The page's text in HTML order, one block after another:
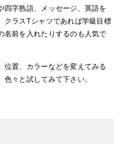
四字熟語、メッセージ、英語を
クラスTシャツであれば学級目標
名前を入れたりするのも人気で
位置、カラーなどを変えてみる
々と試してみて下さい。